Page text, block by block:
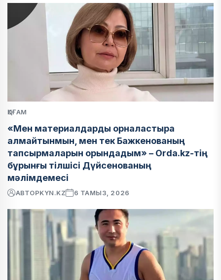
ҚОҒАМ
«Мен материалдарды орналастыра
алмайтынмын, мен тек Бажкенованың
тапсырмаларын орындадым» – Orda.kz-тің
бұрынғы тілшісі Дүйсенованың
мәлімдемесі
АВТОРKYN.KZ 6 ТАМЫЗ, 2026